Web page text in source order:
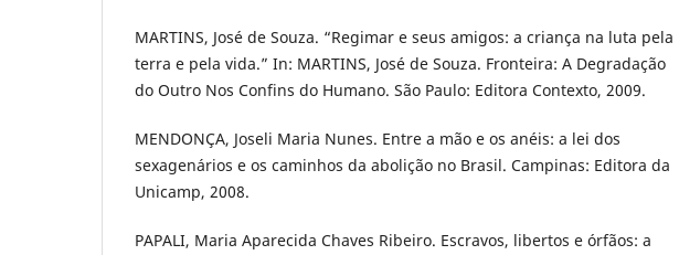
MARTINS, José de Souza. “Regimar e seus amigos: a criança na luta pela
terra e pela vida.” In: MARTINS, José de Souza. Fronteira: A Degradação
do Outro Nos Confins do Humano. São Paulo: Editora Contexto, 2009.
MENDONÇA, Joseli Maria Nunes. Entre a mão e os anéis: a lei dos
sexagenários e os caminhos da abolição no Brasil. Campinas: Editora da
Unicamp, 2008.
PAPALI, Maria Aparecida Chaves Ribeiro. Escravos, libertos e órfãos: a